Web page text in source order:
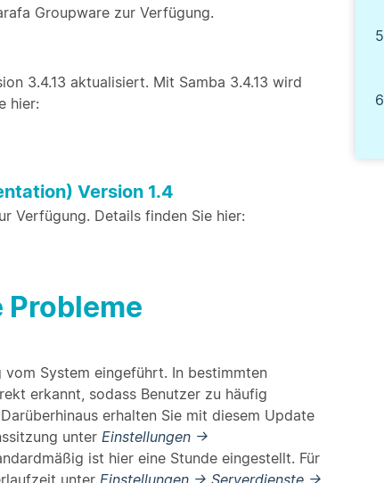
Groupware zur Verfügung.
3.4.13 aktualisiert. Mit Samba 3.4.13 wird
hier:
Version 1.4
Verfügung. Details finden Sie hier:
Probleme
System eingeführt. In bestimmten
erkannt, sodass Benutzer zu häufig
erhalten Sie mit diesem Update
unter Einstellungen →
ist hier eine Stunde eingestellt. Für
unter Einstellungen → Serverdienste →